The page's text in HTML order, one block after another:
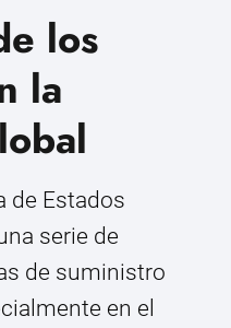
los
la
de Estados
serie de
de suministro
en el